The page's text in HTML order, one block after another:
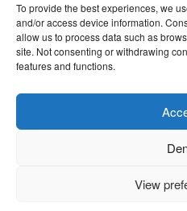
To provide the best experiences, we
and/or access device information.
allow us to process data such as
site. Not consenting or withdrawing
features and functions.
View
Nira
Sadržaj ovog sajta je zakonom
kopiranje, objavljivanje celine ili